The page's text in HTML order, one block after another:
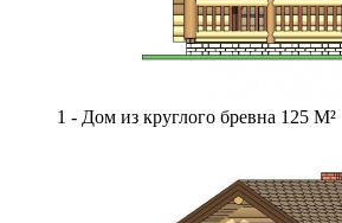
1 - Дом из круглого бревна 125 М²